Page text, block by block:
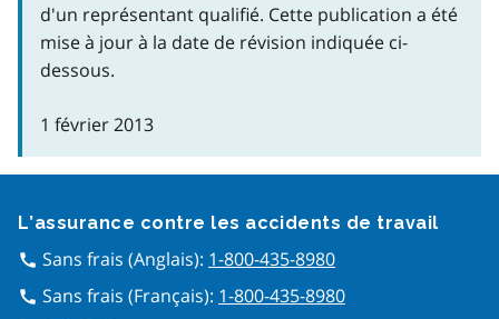
d'un représentant qualifié. Cette publication a été
mise à jour à la date de révision indiquée ci-
dessous.
1 février 2013
L’assurance contre les accidents de travail
call Sans frais (Anglais): 1-800-435-8980
call Sans frais (Français): 1-800-435-8980